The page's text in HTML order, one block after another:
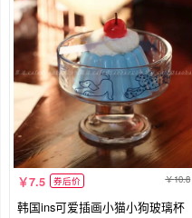
7.5 券后价 10.8
韩国ins可爱插画小猫小狗玻璃杯